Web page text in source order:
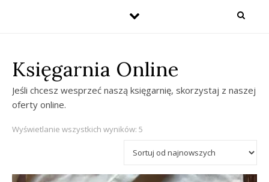
Księgarnia Online
Jeśli chcesz wesprzeć naszą księgarnię, skorzystaj z naszej
oferty online.
Wyświetlanie wszystkich wyników: 5